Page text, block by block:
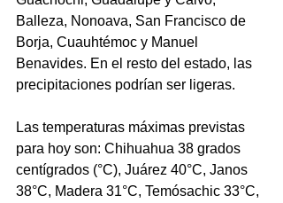
Balleza, Nonoava, San Francisco de
Borja, Cuauhtémoc y Manuel
Benavides. En el resto del estado, las
precipitaciones podrían ser ligeras.
Las temperaturas máximas previstas
para hoy son: Chihuahua 38 grados
centígrados (°C), Juárez 40°C, Janos
38°C, Madera 31°C, Temósachic 33°C,